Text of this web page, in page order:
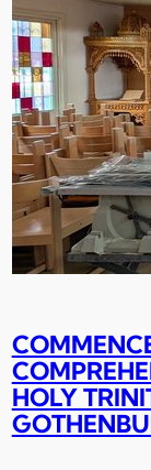
HOLY